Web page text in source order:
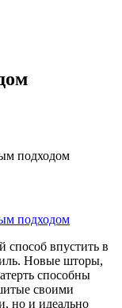
подходом
впустить в
Новые шторы,
способны
своими
но и идеально